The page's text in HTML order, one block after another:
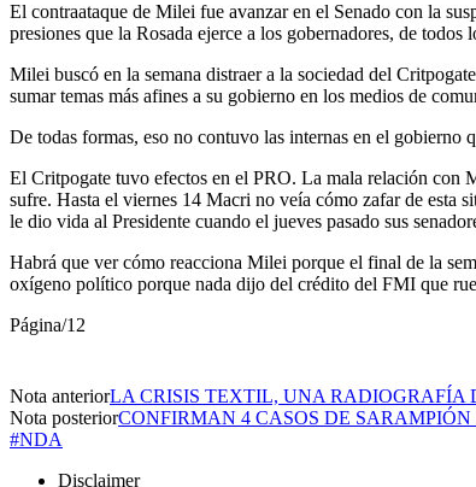
El contraataque de Milei fue avanzar en el Senado con la
presiones que la Rosada ejerce a los gobernadores, de
Milei buscó en la semana distraer a la sociedad del
sumar temas más afines a su gobierno en los medios de
De todas formas, eso no contuvo las internas en el gobierno
El Critpogate tuvo efectos en el PRO. La mala relación con
sufre. Hasta el viernes 14 Macri no veía cómo zafar de esta
le dio vida al Presidente cuando el jueves pasado sus
Habrá que ver cómo reacciona Milei porque el final de la
oxígeno político porque nada dijo del crédito del FMI que
Página/12
Nota anteriorLA CRISIS TEXTIL, UNA RADIOGRAFÍA
Nota posteriorCONFIRMAN 4 CASOS DE
#NDA
Disclaimer